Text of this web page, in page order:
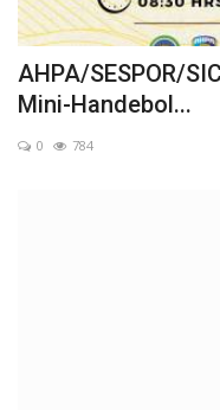
AHPA/SESPOR/
Mini-Handebol...
0 784